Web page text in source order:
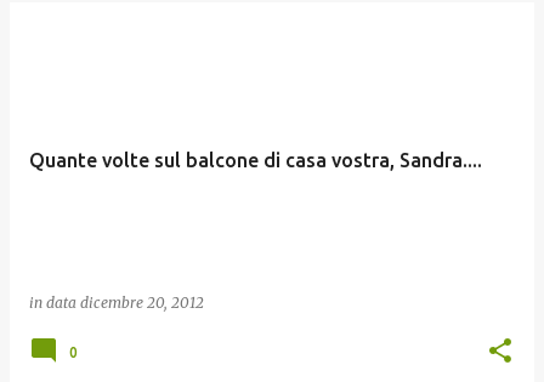
Quante volte sul balcone di casa vostra, Sandra....
in data dicembre 20, 2012
0